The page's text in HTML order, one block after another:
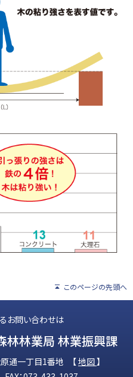
このページの先頭へ
お問い合わせは
林林業局 林業振興課
通一丁目1番地 【地図】